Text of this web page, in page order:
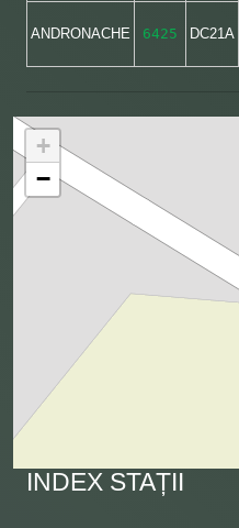
ANDRONACHE 6425 DC21A
+
−
INDEX STAȚII